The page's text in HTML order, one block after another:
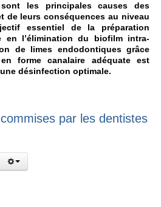
sont les principales causes des
de leurs conséquences au niveau
essentiel de la préparation
en l’élimination du biofilm intra-
de limes endodontiques grâce
forme canalaire adéquate est
désinfection optimale.
par les dentistes